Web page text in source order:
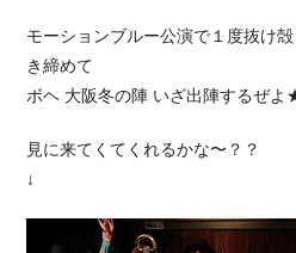
モーションブルー公演で１度抜け
き締めて
ボヘ 大阪冬の陣 いざ出陣するぜ
見に来てくてくれるかな〜？？
↓